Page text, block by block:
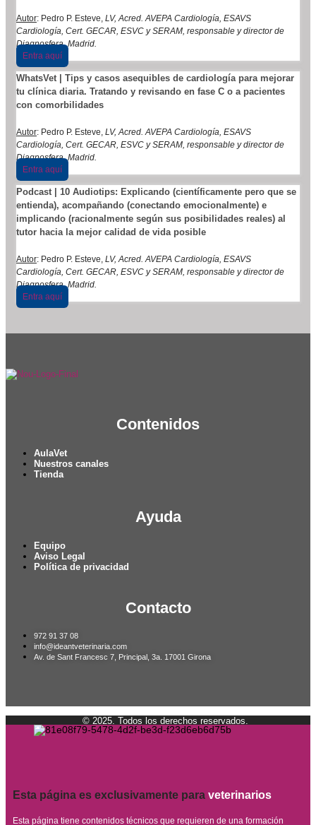
Autor: Pedro P. Esteve, LV, Acred. AVEPA Cardiología, ESAVS
Cardiología, Cert. GECAR, ESVC y SERAM, responsable y director de
Diagnosfera, Madrid.
Entra aquí
WhatsVet | Tips y casos asequibles de cardiología para mejorar
tu clínica diaria. Tratando y revisando en fase C o a pacientes
con comorbilidades
Autor: Pedro P. Esteve, LV, Acred. AVEPA Cardiología, ESAVS
Cardiología, Cert. GECAR, ESVC y SERAM, responsable y director de
Diagnosfera, Madrid.
Entra aquí
Podcast | 10 Audiotips: Explicando (científicamente pero que se
entienda), acompañando (conectando emocionalmente) e
implicando (racionalmente según sus posibilidades reales) al
tutor hacia la mejor calidad de vida posible
Autor: Pedro P. Esteve, LV, Acred. AVEPA Cardiología, ESAVS
Cardiología, Cert. GECAR, ESVC y SERAM, responsable y director de
Diagnosfera, Madrid.
Entra aquí
Contenidos
AulaVet
Nuestros canales
Tienda
Ayuda
Equipo
Aviso Legal
Política de privacidad
Contacto
972 91 37 08
info@ideantveterinaria.com
Av. de Sant Francesc 7, Principal, 3a. 17001 Girona
© 2025. Todos los derechos reservados.
Esta página es exclusivamente para veterinarios
Esta página tiene contenidos técnicos que requieren de una formación